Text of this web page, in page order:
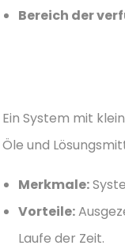
Bereich der
Ein System mit
Öle und
Merkmale:
Vorteile:
Laufe der Zeit.